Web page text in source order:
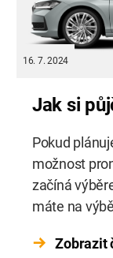
16. 7. 2024
Jak si
Pokud
možnost
začíná
máte na
samotným
Zobrazit